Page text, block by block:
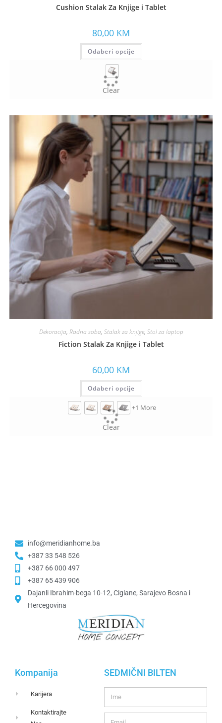
Cushion Stalak Za Knjige i Tablet
80,00 KM
Odaberi opcije
Clear
Dekoracija, Radna soba, Stalak za knjige, Stol za laptop
Fiction Stalak Za Knjige i Tablet
60,00 KM
Odaberi opcije
+1 More
Clear
info@meridianhome.ba
+387 33 548 526
+387 66 000 497
+387 65 439 906
Dajanli Ibrahim-bega 10-12, Ciglane, Sarajevo Bosna i
Hercegovina​
Kompanija
Karijera
Kontaktirajte
SEDMIČNI BILTEN